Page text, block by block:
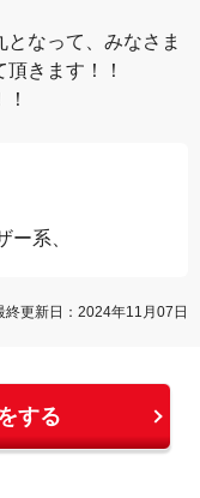
なって、みなさま
きます！！
ー系、
終更新日： 2024年11月07日
する